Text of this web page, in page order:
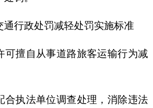
通行政处罚减轻处罚实施标准
可擅自从事道路旅客运输行为减
合执法单位调查处理，消除违法